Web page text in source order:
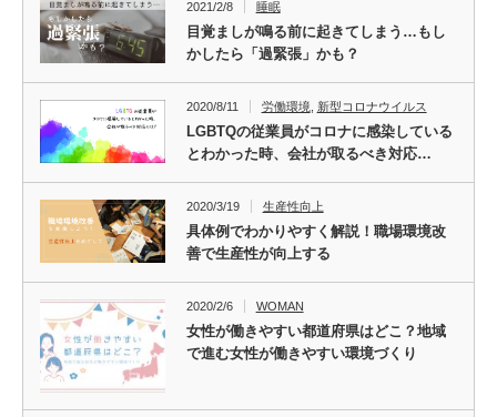
2021/2/8 睡眠
目覚ましが鳴る前に起きてしまう…もし
かしたら「過緊張」かも？
2020/8/11 労働環境 新型コロナウイルス
LGBTQの従業員がコロナに感染している
とわかった時、会社が取るべき対応…
2020/3/19 生産性向上
具体例でわかりやすく解説！職場環境改
善で生産性が向上する
2020/2/6 WOMAN
女性が働きやすい都道府県はどこ？地域
で進む女性が働きやすい環境づくり